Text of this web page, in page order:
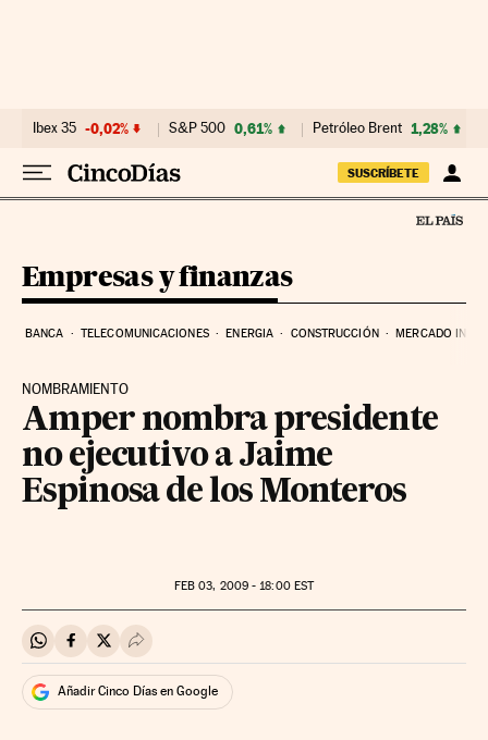
Ibex 35 -0,02% S&P 500 0,61% Petróleo Brent 1,28%
SUSCRÍBETE
Empresas y finanzas
BANCA TELECOMUNICACIONES ENERGIA CONSTRUCCIÓN MERCADO
NOMBRAMIENTO
Amper nombra presidente
no ejecutivo a Jaime
Espinosa de los Monteros
FEB 03, 2009 - 18:00EST
Compartir en Whatsapp
Compartir en Facebook
Compartir en Twitter
Desplegar Redes Sociales
Añadir Cinco Días en Google